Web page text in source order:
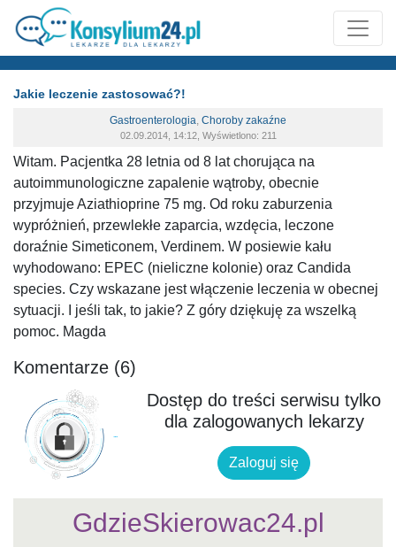
Jakie leczenie zastosować?!
Gastroenterologia, Choroby zakaźne
02.09.2014, 14:12, Wyświetlono: 211
Witam. Pacjentka 28 letnia od 8 lat chorująca na
autoimmunologiczne zapalenie wątroby, obecnie
przyjmuje Aziathioprine 75 mg. Od roku zaburzenia
wypróżnień, przewlekłe zaparcia, wzdęcia, leczone
doraźnie Simeticonem, Verdinem. W posiewie kału
wyhodowano: EPEC (nieliczne kolonie) oraz Candida
species. Czy wskazane jest włączenie leczenia w obecnej
sytuacji. I jeśli tak, to jakie? Z góry dziękuję za wszelką
pomoc. Magda
Komentarze (6)
Dostęp do treści serwisu tylko
dla zalogowanych lekarzy
Zaloguj się
GdzieSkierowac24.pl